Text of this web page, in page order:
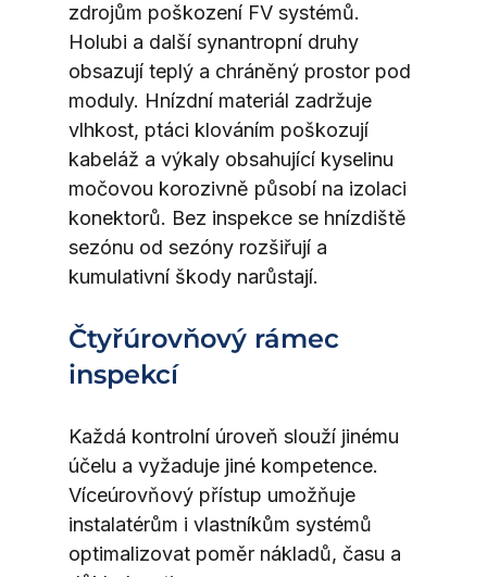
zdrojům poškození FV systémů.
Holubi a další synantropní druhy
obsazují teplý a chráněný prostor pod
moduly. Hnízdní materiál zadržuje
vlhkost, ptáci klováním poškozují
kabeláž a výkaly obsahující kyselinu
močovou korozivně působí na izolaci
konektorů. Bez inspekce se hnízdiště
sezónu od sezóny rozšiřují a
kumulativní škody narůstají.
Čtyřúrovňový rámec
inspekcí
Každá kontrolní úroveň slouží jinému
účelu a vyžaduje jiné kompetence.
Víceúrovňový přístup umožňuje
instalatérům i vlastníkům systémů
optimalizovat poměr nákladů, času a